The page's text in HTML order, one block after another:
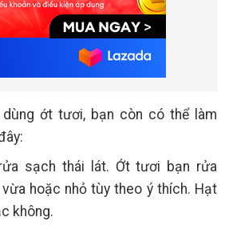
dùng ớt tươi, bạn còn có thể làm
sạch thái lát. Ớt tươi bạn rửa
hoặc nhỏ tùy theo ý thích. Hạt
không.